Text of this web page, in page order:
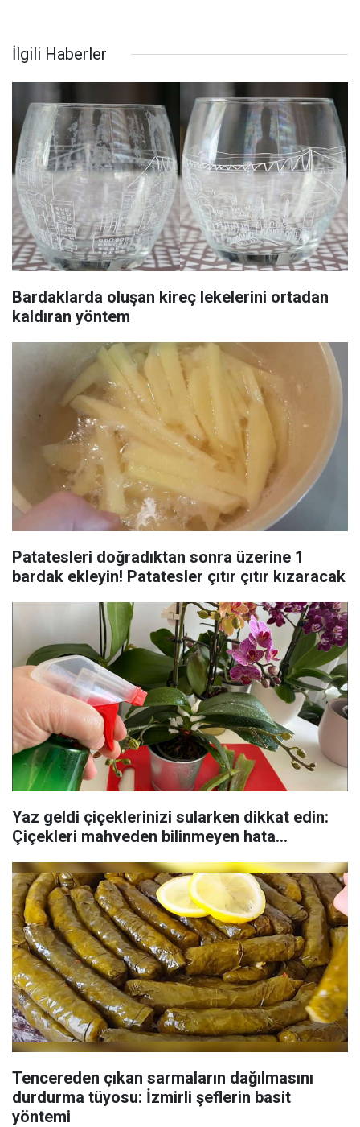
İlgili Haberler
Bardaklarda oluşan kireç lekelerini ortadan
kaldıran yöntem
Patatesleri doğradıktan sonra üzerine 1
bardak ekleyin! Patatesler çıtır çıtır kızaracak
Yaz geldi çiçeklerinizi sularken dikkat edin:
Çiçekleri mahveden bilinmeyen hata...
Tencereden çıkan sarmaların dağılmasını
durdurma tüyosu: İzmirli şeflerin basit
yöntemi